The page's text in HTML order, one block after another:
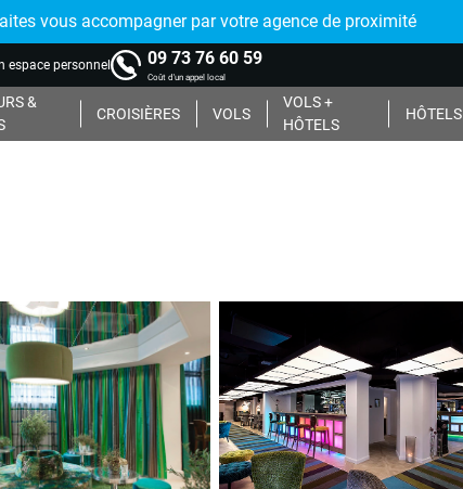
vous accompagner par votre agence de proximité
espace personnel 09 73 76 60 59
Coût d'un appel local
&
CROISIÈRES VOLS
VOLS +
HÔTELS
HÔTELS